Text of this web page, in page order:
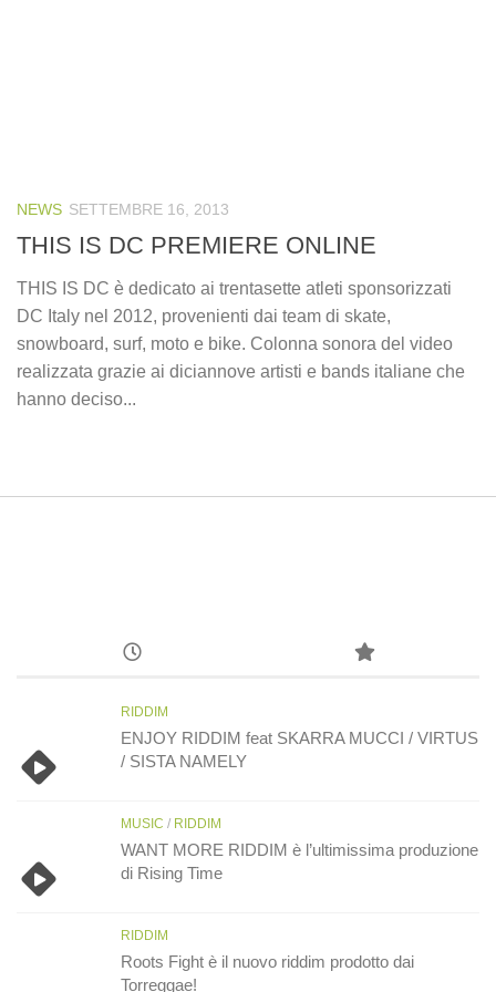
NEWS SETTEMBRE 16, 2013
THIS IS DC PREMIERE ONLINE
THIS IS DC è dedicato ai trentasette atleti sponsorizzati
DC Italy nel 2012, provenienti dai team di skate,
snowboard, surf, moto e bike. Colonna sonora del video
realizzata grazie ai diciannove artisti e bands italiane che
hanno deciso...
RIDDIM
ENJOY RIDDIM feat SKARRA MUCCI / VIRTUS
/ SISTA NAMELY
MUSIC / RIDDIM
WANT MORE RIDDIM è l’ultimissima produzione
di Rising Time
RIDDIM
Roots Fight è il nuovo riddim prodotto dai
Torreggae!